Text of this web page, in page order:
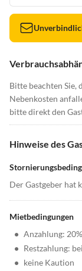
Bitte beachten Sie,
Nebenkosten
bitte direkt den
Hinweise des
Der Gastgeber hat
Mietbedingungen
• Anzahlung:
• Restzahlung:
• keine Kaution